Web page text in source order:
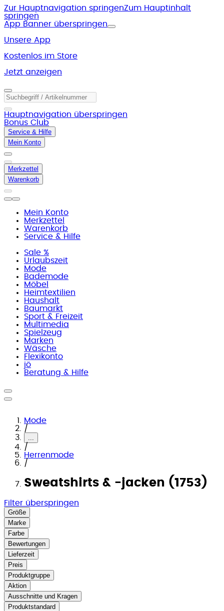
Zur Hauptnavigation springenZum Hauptinhalt
springen
App Banner überspringen
Unsere App
Kostenlos im Store
Jetzt anzeigen
Hauptnavigation überspringen
Bonus Club
Service & Hilfe
Mein Konto
Merkzettel
Warenkorb
Mein Konto
Merkzettel
Warenkorb
Service & Hilfe
Sale %
Urlaubszeit
Mode
Bademode
Möbel
Heimtextilien
Haushalt
Baumarkt
Sport & Freizeit
Multimedia
Spielzeug
Marken
Wäsche
Flexikonto
jö
Beratung & Hilfe
Mode
/
...
/
Herrenmode
/
Sweatshirts & -jacken (1753)
Filter überspringen
Größe
Marke
Farbe
Bewertungen
Lieferzeit
Preis
Produktgruppe
Aktion
Ausschnitte und Kragen
Produktstandard